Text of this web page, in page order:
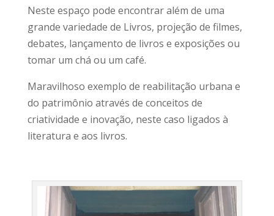
Neste espaço pode encontrar além de uma
grande variedade de Livros, projeção de filmes,
debates, lançamento de livros e exposições ou
tomar um chá ou um café.
Maravilhoso exemplo de reabilitação urbana e
do patrimônio através de conceitos de
criatividade e inovação, neste caso ligados à
literatura e aos livros.